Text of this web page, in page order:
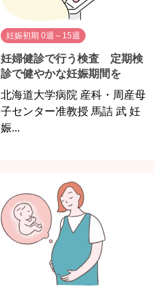
妊娠初期 0週～15週
妊婦健診で行う検査 定期検
診で健やかな妊娠期間を
北海道大学病院 産科・周産母
子センター准教授 馬詰 武 妊
娠...